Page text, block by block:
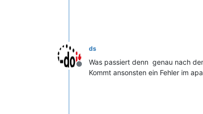
Offline
ds
Was passiert denn genau nach
Kommt ansonsten ein Fehler im